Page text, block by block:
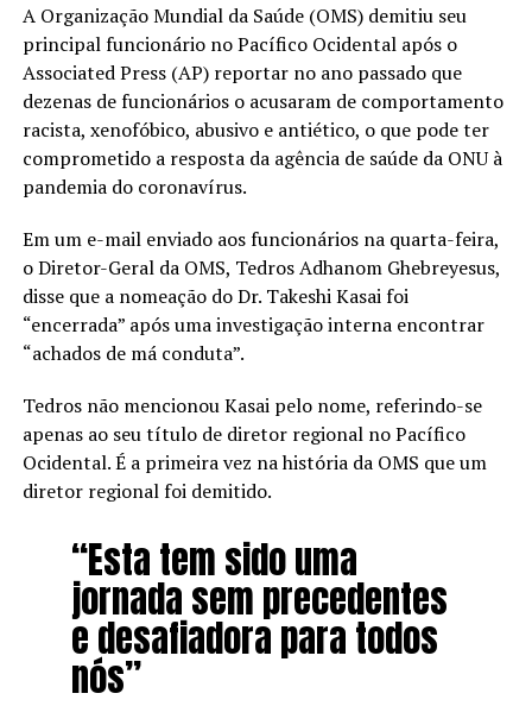
A Organização Mundial da Saúde (OMS) demitiu seu
principal funcionário no Pacífico Ocidental após o
Associated Press (AP) reportar no ano passado que
dezenas de funcionários o acusaram de comportamento
racista, xenofóbico, abusivo e antiético, o que pode ter
comprometido a resposta da agência de saúde da ONU à
pandemia do coronavírus.
Em um e-mail enviado aos funcionários na quarta-feira,
o Diretor-Geral da OMS, Tedros Adhanom Ghebreyesus,
disse que a nomeação do Dr. Takeshi Kasai foi
“encerrada” após uma investigação interna encontrar
“achados de má conduta”.
Tedros não mencionou Kasai pelo nome, referindo-se
apenas ao seu título de diretor regional no Pacífico
Ocidental. É a primeira vez na história da OMS que um
diretor regional foi demitido.
“Esta tem sido uma
jornada sem precedentes
e desafiadora para todos
nós”